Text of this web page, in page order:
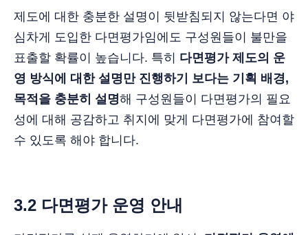
제도에 대한 충분한 설명이 뒷받침되지 않는다면 야
심차게 도입한 다면평가임에도 구성원들이 불만을
표출할 확률이 높습니다. 특히 다면평가 제도의 운
영 방식에 대한 설명만 진행하기 보다는 기획 배경,
목적을 충분히 설명해 구성원들이 다면평가의 필요
성에 대해 공감하고 취지에 맞게 다면평가에 참여할
수 있도록 해야 합니다.
3.2 다면평가 운영 안내